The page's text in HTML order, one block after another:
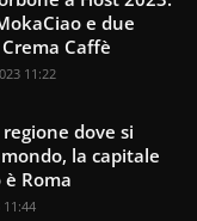
e due
Caffè
11:22
dove si
la capitale
Roma
11:44